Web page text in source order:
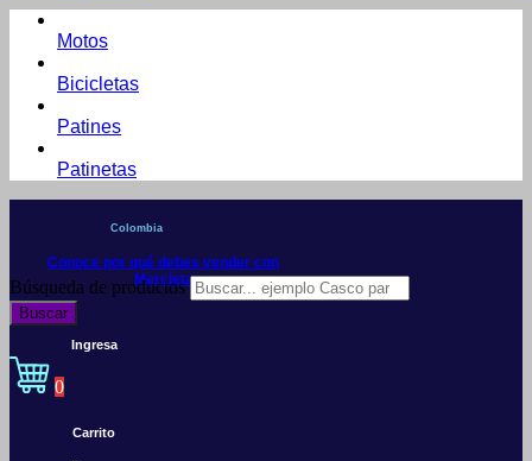
Motos
Bicicletas
Patines
Patinetas
Colombia
Conoce por qué debes vender con
Mercleta
Búsqueda de productos
Buscar
Ingresa
0
Carrito